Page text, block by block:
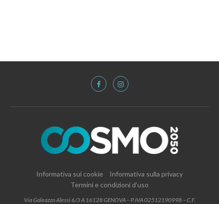
Informativa sui cookie
Informativa sulla privacy
Termini e condizioni d’uso
Via Galeazzo Alessi 6/3 A 16128 GENOVA – P.IVA 02512190998 – C.F.